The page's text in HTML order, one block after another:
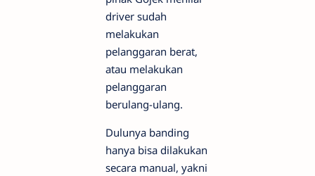
driver sudah
melakukan
pelanggaran berat,
atau melakukan
pelanggaran
berulang-ulang.
Dulunya banding
hanya bisa dilakukan
secara manual, yakni